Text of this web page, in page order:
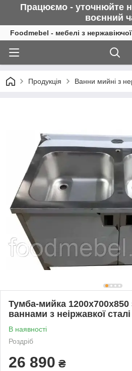
Працюємо - уточнюйте
воєнний
Foodmebel - мебелі з нержавіючої
Продукція Ванни мийні з
Тумба-мийка
ваннами з неіржавкої сталі
В наявності
Роздріб
26 890 ₴